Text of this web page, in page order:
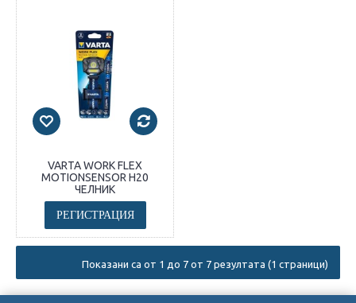
VARTA WORK FLEX
MOTIONSENSOR H20
ЧЕЛНИК
РЕГИСТРАЦИЯ
Показани са от 1 до 7 от 7 резултата (1 страници)